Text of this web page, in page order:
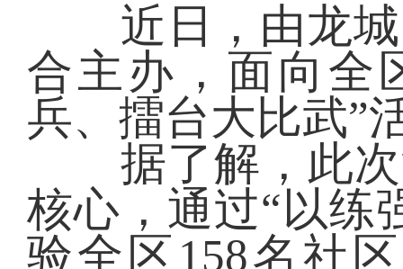
近日，由龙城
合主办，面向全
兵、擂台大比武”
据了解，此次
核心，通过“以练
验全区158名社